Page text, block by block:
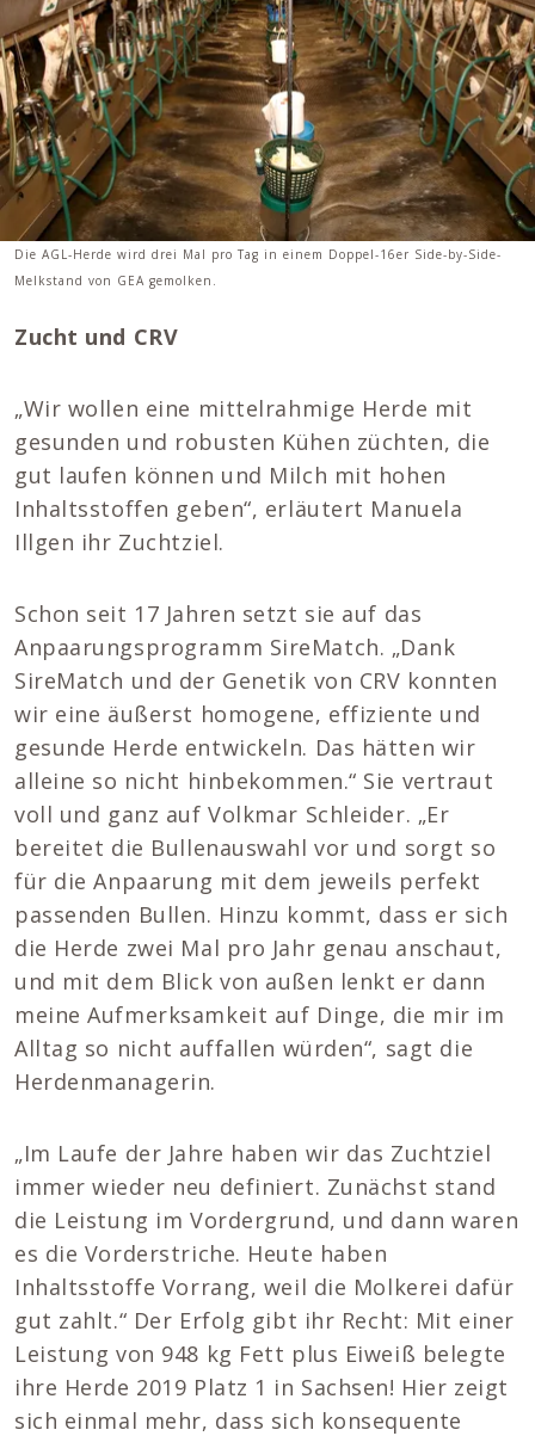
Die AGL-Herde wird drei Mal pro Tag in einem Doppel-16er Side-by-Side-
Melkstand von GEA gemolken.
Zucht und CRV
„Wir wollen eine mittelrahmige Herde mit
gesunden und robusten Kühen züchten, die
gut laufen können und Milch mit hohen
Inhaltsstoffen geben“, erläutert Manuela
Illgen ihr Zuchtziel.
Schon seit 17 Jahren setzt sie auf das
Anpaarungsprogramm SireMatch. „Dank
SireMatch und der Genetik von CRV konnten
wir eine äußerst homogene, effiziente und
gesunde Herde entwickeln. Das hätten wir
alleine so nicht hinbekommen.“ Sie vertraut
voll und ganz auf Volkmar Schleider. „Er
bereitet die Bullenauswahl vor und sorgt so
für die Anpaarung mit dem jeweils perfekt
passenden Bullen. Hinzu kommt, dass er sich
die Herde zwei Mal pro Jahr genau anschaut,
und mit dem Blick von außen lenkt er dann
meine Aufmerksamkeit auf Dinge, die mir im
Alltag so nicht auffallen würden“, sagt die
Herdenmanagerin.
„Im Laufe der Jahre haben wir das Zuchtziel
immer wieder neu definiert. Zunächst stand
die Leistung im Vordergrund, und dann waren
es die Vorderstriche. Heute haben
Inhaltsstoffe Vorrang, weil die Molkerei dafür
gut zahlt.“ Der Erfolg gibt ihr Recht: Mit einer
Leistung von 948 kg Fett plus Eiweiß belegte
ihre Herde 2019 Platz 1 in Sachsen! Hier zeigt
sich einmal mehr, dass sich konsequente